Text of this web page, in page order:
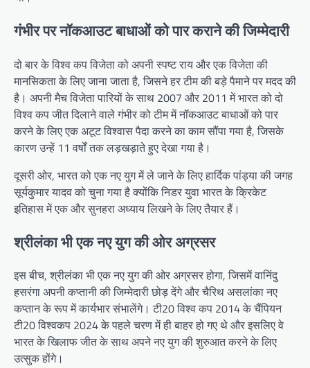
गंभीर पर नॉकआउट बाधाओं को पार कराने की जिम्मेदारी
दो बार के विश्व कप विजेता को अपनी स्पष्ट राय और एक विजेता की
मानसिकता के लिए जाना जाता है, जिसने हर टीम की बड़े पैमाने पर मदद की
है। अपनी मैच विजेता पारियों के साथ 2007 और 2011 में भारत को दो
विश्व कप जीत दिलाने वाले गंभीर को टीम में नॉकआउट बाधाओं को पार
करने के लिए एक अटूट विश्वास पैदा करने का काम सौंपा गया है, जिसके
कारण उन्हें 11 वर्षों तक लड़खड़ाते हुए देखा गया है।
दूसरी ओर, भारत को एक नए युग में ले जाने के लिए हार्दिक पांड्या की जगह
सूर्यकुमार यादव को चुना गया है क्योंकि निडर युवा भारत के क्रिकेट
इतिहास में एक और सुनहरा अध्याय लिखने के लिए तैयार हैं।
श्रीलंका भी एक नए युग की ओर अग्रसर
इस बीच, श्रीलंका भी एक नए युग की ओर अग्रसर होगा, जिसमें वानिंदु
हसरंगा अपनी कप्तानी की जिम्मेदारी छोड़ देंगे और चैरिथ असलांका नए
कप्तान के रूप में कार्यभार संभालेंगे। टी20 विश्व कप 2014 के चैंपियन
टी20 विश्वकप 2024 के पहले चरण में ही बाहर हो गए थे और इसलिए वे
भारत के खिलाफ जीत के साथ अपने नए युग की शुरुआत करने के लिए
उत्सुक होंगे।